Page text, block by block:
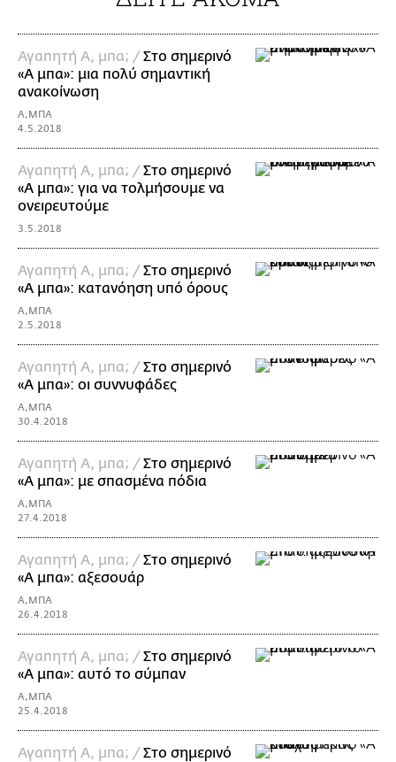
Αγαπητή Α, μπα; /Στο σημερινό
«Α μπα»: μια πολύ σημαντική
ανακοίνωση
Α,ΜΠΑ
4.5.2018
Αγαπητή Α, μπα; /Στο σημερινό
«Α μπα»: για να τολμήσουμε να
ονειρευτούμε
3.5.2018
Αγαπητή Α, μπα; /Στο σημερινό
«Α μπα»: κατανόηση υπό όρους
Α,ΜΠΑ
2.5.2018
Αγαπητή Α, μπα; /Στο σημερινό
«Α μπα»: οι συννυφάδες
Α,ΜΠΑ
30.4.2018
Αγαπητή Α, μπα; /Στο σημερινό
«Α μπα»: με σπασμένα πόδια
Α,ΜΠΑ
27.4.2018
Αγαπητή Α, μπα; /Στο σημερινό
«Α μπα»: αξεσουάρ
Α,ΜΠΑ
26.4.2018
Αγαπητή Α, μπα; /Στο σημερινό
«Α μπα»: αυτό το σύμπαν
Α,ΜΠΑ
25.4.2018
Αγαπητή Α, μπα; /Στο σημερινό